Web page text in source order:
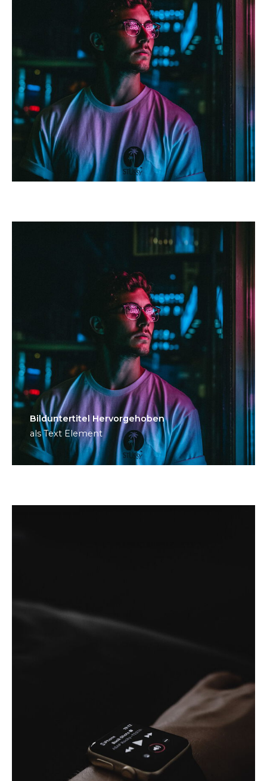
Bild­unter­titel Hervorgehoben
als Text Element